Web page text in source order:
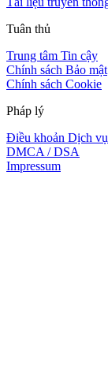
Tuân thủ
Trung tâm Tin cậy
Chính sách Bảo mật
Chính sách Cookie
Pháp lý
Điều khoản Dịch vụ
DMCA / DSA
Impressum